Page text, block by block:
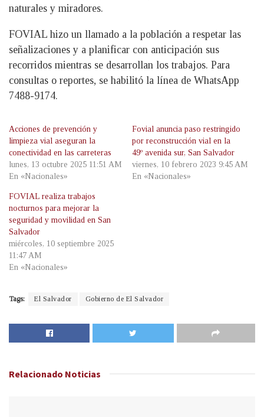
naturales y miradores.
FOVIAL hizo un llamado a la población a respetar las
señalizaciones y a planificar con anticipación sus
recorridos mientras se desarrollan los trabajos. Para
consultas o reportes, se habilitó la línea de WhatsApp
7488-9174.
Acciones de prevención y
limpieza vial aseguran la
conectividad en las carreteras
lunes, 13 octubre 2025 11:51 AM
En «Nacionales»
Fovial anuncia paso restringido
por reconstrucción vial en la
49º avenida sur, San Salvador
viernes, 10 febrero 2023 9:45 AM
En «Nacionales»
FOVIAL realiza trabajos
nocturnos para mejorar la
seguridad y movilidad en San
Salvador
miércoles, 10 septiembre 2025
11:47 AM
En «Nacionales»
Tags: El Salvador Gobierno de El Salvador
Relacionado Noticias